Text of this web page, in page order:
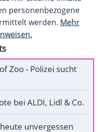
personenbezogene
werden. Mehr
Zoo - Polizei sucht
bei ALDI, Lidl & Co.
unvergessen